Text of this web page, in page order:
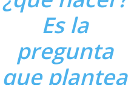
Es la
pregunta
que plantea